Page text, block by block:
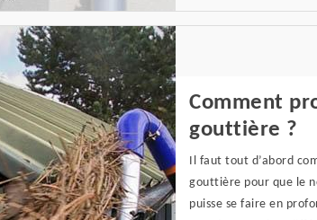
Comment
gouttière ?
Il faut tout d’abord
gouttière pour que le
puisse se faire en